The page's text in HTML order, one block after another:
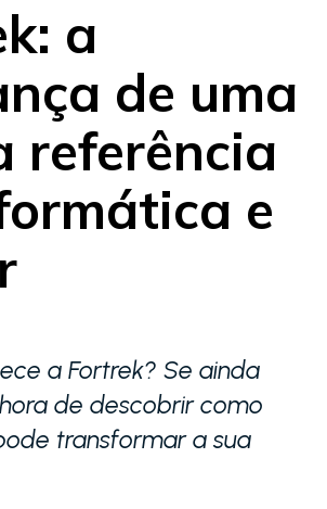
a
de uma
referência
e
a Fortrek? Se ainda
de descobrir como
transformar a sua